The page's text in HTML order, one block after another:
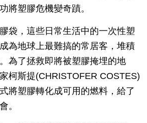
將塑膠危機變奇蹟。
袋，這些日常生活中的一次性塑
為地球上最難搞的常居客，堆積
為了拯救即將被塑膠掩埋的地
柯斯提(CHRISTOFER COSTES)
將塑膠轉化成可用的燃料，給了
。